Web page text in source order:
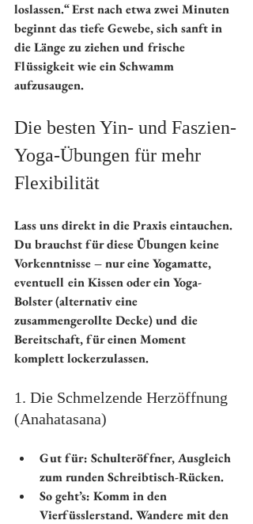
loslassen.“ Erst nach etwa zwei Minuten
beginnt das tiefe Gewebe, sich sanft in
die Länge zu ziehen und frische
Flüssigkeit wie ein Schwamm
aufzusaugen.
Die besten Yin- und Faszien-
Yoga-Übungen für mehr
Flexibilität
Lass uns direkt in die Praxis eintauchen.
Du brauchst für diese Übungen keine
Vorkenntnisse – nur eine Yogamatte,
eventuell ein Kissen oder ein Yoga-
Bolster (alternativ eine
zusammengerollte Decke) und die
Bereitschaft, für einen Moment
komplett lockerzulassen.
1. Die Schmelzende Herzöffnung
(Anahatasana)
Gut für: Schulteröffner, Ausgleich
zum runden Schreibtisch-Rücken.
So geht’s: Komm in den
Vierfüsslerstand. Wandere mit den